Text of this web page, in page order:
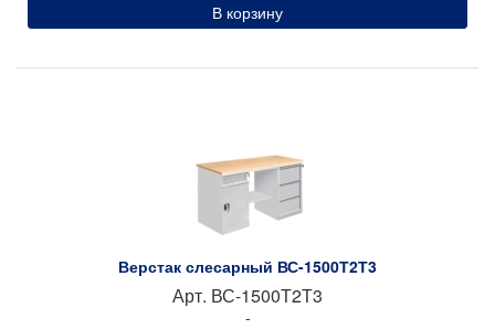
В корзину
Верстак слесарный ВС-1500Т2Т3
Арт. ВС-1500Т2Т3
-